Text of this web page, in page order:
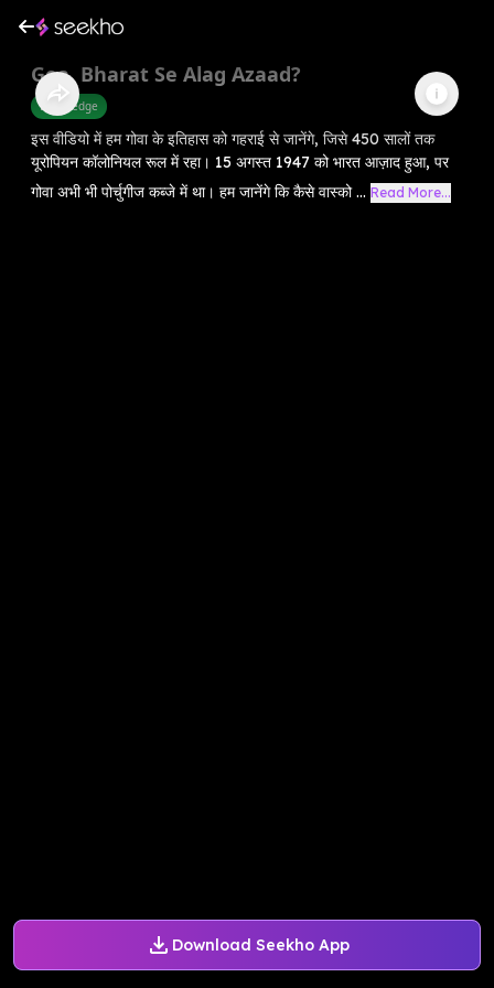
Download Seekho App
Goa, Bharat Se Alag Azaad?
Knowledge
इस वीडियो में हम गोवा के इतिहास को गहराई से जानेंगे, जिसे 450 सालों तक
यूरोपियन कॉलोनियल रूल में रहा। 15 अगस्त 1947 को भारत आज़ाद हुआ, पर
गोवा अभी भी पोर्चुगीज कब्जे में था। हम जानेंगे कि कैसे वास्को ... Read More...